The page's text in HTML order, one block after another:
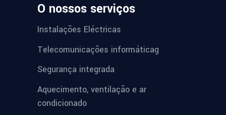
O nossos serviços
Instalações Eléctricas
Telecomunicações informáticag
Segurança integrada
Aquecimento, ventilação e ar
condicionado